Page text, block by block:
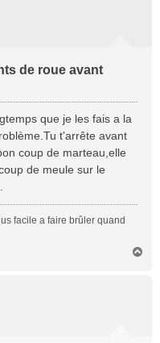
de roue avant
que je les fais a la
t'arrête avant
coup de marteau,elle
de meule sur le
facile a faire brûler quand